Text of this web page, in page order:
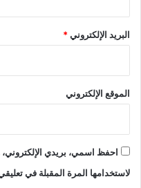
البريد الإلكتروني*
الموقع الإلكتروني
احفظ اسمي، بريدي الإلكتروني،
لاستخدامها المرة المقبلة في